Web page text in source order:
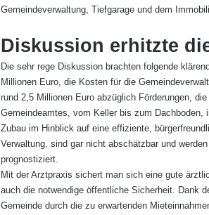
Gemeindeverwaltung, Tiefgarage und dem
Diskussion erhitzte
Die sehr rege Diskussion brachten folgende
Millionen Euro, die Kosten für die
rund 2,5 Millionen Euro abzüglich Förderungen,
Gemeindeamtes, vom Keller bis zum
Zubau im Hinblick auf eine effiziente,
Verwaltung, sind gar nicht abschätzbar und
prognostiziert.
Mit der Arztpraxis sichert man sich eine gute
auch die notwendige öffentliche Sicherheit. Dank
Gemeinde durch die zu erwartenden